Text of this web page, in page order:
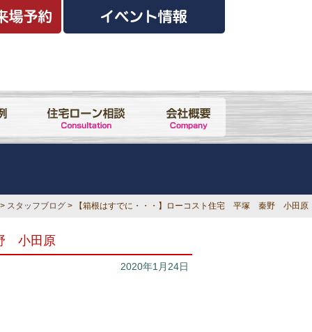
スタッフブログ > 【箱根はすでに・・・】ローコスト住宅 平塚 秦野 小田原
小田原
2020年1月24日